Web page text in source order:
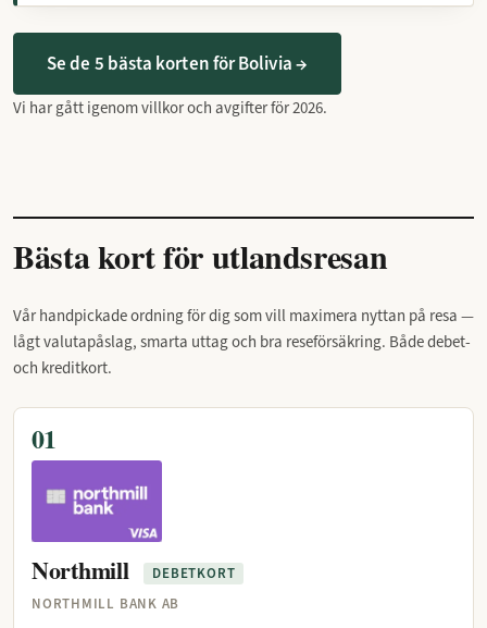
Se de 5 bästa korten för Bolivia →
Vi har gått igenom villkor och avgifter för 2026.
Bästa kort för utlandsresan
Vår handpickade ordning för dig som vill maximera nyttan på resa —
lågt valutapåslag, smarta uttag och bra reseförsäkring. Både debet-
och kreditkort.
01
Northmill
DEBETKORT
NORTHMILL BANK AB